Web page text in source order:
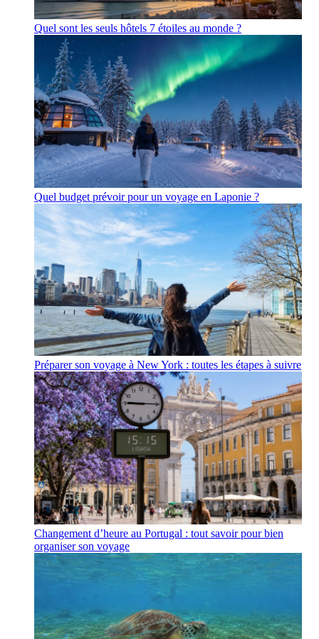
Quel sont les seuls hôtels 7 étoiles au monde ?
Quel budget prévoir pour un voyage en Laponie ?
Préparer son voyage à New York : toutes les étapes à suivre
Changement d’heure au Portugal : tout savoir pour bien
organiser son voyage